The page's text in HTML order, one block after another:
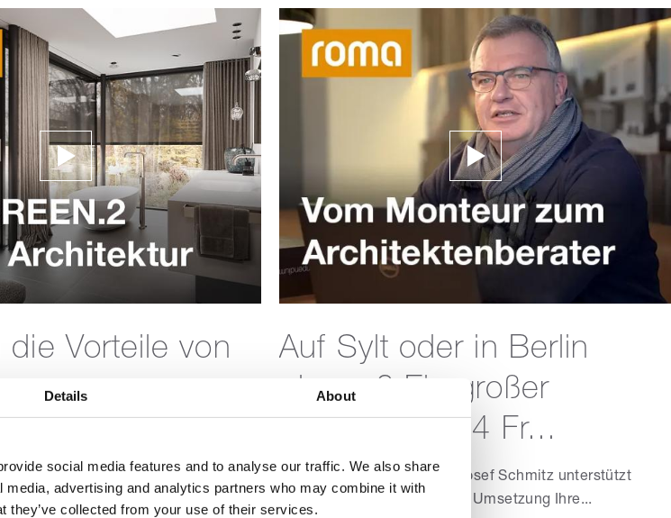
Details About
social media features and to analyse our traffic. We also share
advertising and analytics partners who may combine it with
they’ve collected from your use of their services.
die Vorteile von
und trotzdem vor Hitze und
sein: Kein Wunder, da...
Auf Sylt oder in Berlin
planen? Ein großer
Unterschied! 4 Fr...
ROMA Architektenberater Josef Schmitz unterstützt
Planer & Architekten bei der Umsetzung Ihre...